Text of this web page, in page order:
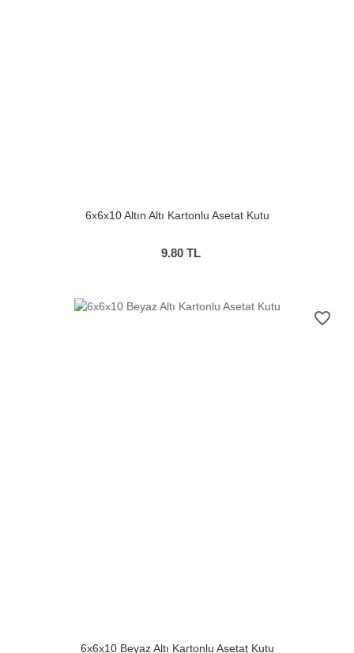
6x6x10 Altın Altı Kartonlu Asetat Kutu
9.80 TL
favorite_border
6x6x10 Beyaz Altı Kartonlu Asetat Kutu